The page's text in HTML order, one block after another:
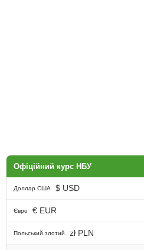
Офіційний курс НБУ
Доллар США $ USD
Євро € EUR
Польський злотий zł PLN